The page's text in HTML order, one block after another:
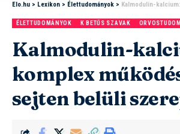
Elo.hu > Lexikon > Élettudományok > Kalmodulin-kalcium: a
ÉLETTUDOMÁNYOK K BETŰS SZAVAK
Kalmodulin-
komplex
sejten belüli